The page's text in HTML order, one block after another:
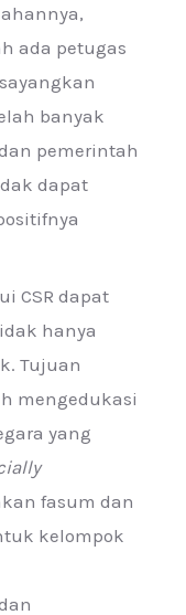
ada petugas
banyak
pemerintah
dapat
CSR dapat
hanya
Tujuan
mengedukasi
yang
fasum dan
kelompok